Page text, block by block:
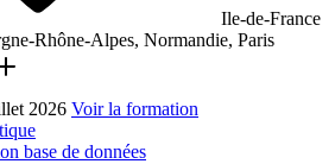
Ile-de-France
Rhône-Alpes, Normandie, Paris
2026 Voir la formation
base de données